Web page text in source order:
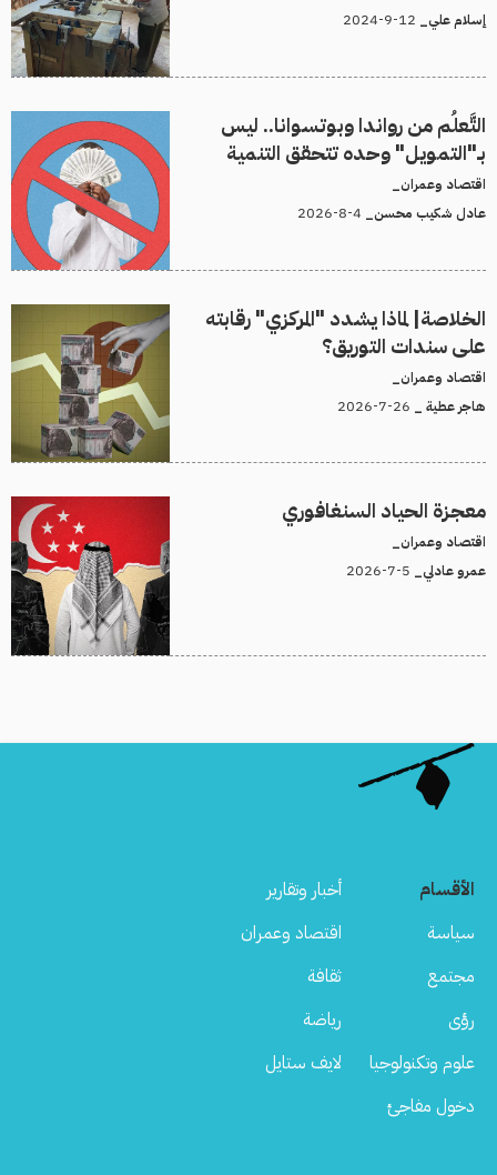
إسلام علي_
التَّعلُم من رواندا وبوتسوانا.. ليس
بـ"التمويل" وحده تتحقق التنمية
اقتصاد وعمران_
عادل شكيب محسن_
الخلاصة| لماذا يشدد "المركزي" رقابته
على سندات التوريق؟
اقتصاد وعمران_
هاجر عطية _
معجزة الحياد السنغافوري
اقتصاد وعمران_
عمرو عادلي_
الأقسام
أخبار وتقارير
سياسة
اقتصاد وعمران
مجتمع
ثقافة
رؤى
رياضة
علوم وتكنولوجيا
لايف ستايل
دخول مفاجئ